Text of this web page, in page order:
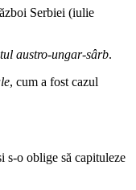
Serbiei (iulie
austro-ungar-sârb.
, cum a fost cazul
s-o oblige să capituleze